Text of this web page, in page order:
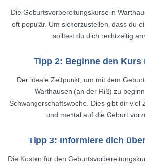
Die Geburtsvorbereitungskurse in
oft populär. Um sicherzustellen, dass du
solltest du dich rechtzeitig
Tipp 2: Beginne den Kurs
Der ideale Zeitpunkt, um mit dem
Warthausen (an der Riß) zu
Schwangerschaftswoche. Dies gibt dir viel
und mental auf die Geburt
Tipp 3: Informiere dich
Die Kosten für den